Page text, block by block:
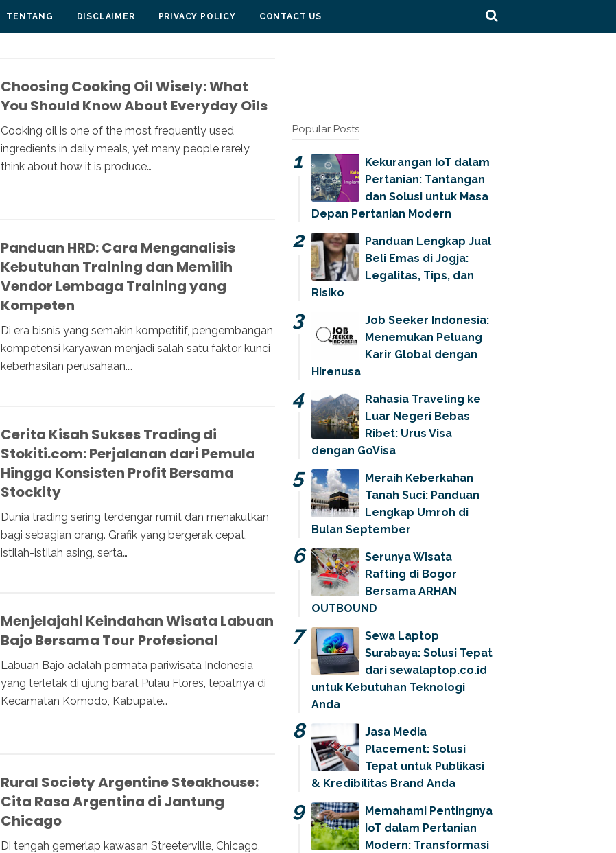
TENTANG DISCLAIMER PRIVACY POLICY CONTACT US
Choosing Cooking Oil Wisely: What
You Should Know About Everyday Oils
Cooking oil is one of the most frequently used
ingredients in daily meals, yet many people rarely
think about how it is produce…
Panduan HRD: Cara Menganalisis
Kebutuhan Training dan Memilih
Vendor Lembaga Training yang
Kompeten
Di era bisnis yang semakin kompetitif, pengembangan
kompetensi karyawan menjadi salah satu faktor kunci
keberhasilan perusahaan.…
Cerita Kisah Sukses Trading di
Stokiti.com: Perjalanan dari Pemula
Hingga Konsisten Profit Bersama
Stockity
Dunia trading sering terdengar rumit dan menakutkan
bagi sebagian orang. Grafik yang bergerak cepat,
istilah-istilah asing, serta…
Menjelajahi Keindahan Wisata Labuan
Bajo Bersama Tour Profesional
Labuan Bajo adalah permata pariwisata Indonesia
yang terletak di ujung barat Pulau Flores, tepatnya di
Kecamatan Komodo, Kabupate…
Rural Society Argentine Steakhouse:
Cita Rasa Argentina di Jantung
Chicago
Di tengah gemerlap kawasan Streeterville, Chicago,
Popular Posts
Kekurangan IoT dalam
Pertanian: Tantangan
dan Solusi untuk Masa
Depan Pertanian Modern
Panduan Lengkap Jual
Beli Emas di Jogja:
Legalitas, Tips, dan
Risiko
Job Seeker Indonesia:
Menemukan Peluang
Karir Global dengan
Hirenusa
Rahasia Traveling ke
Luar Negeri Bebas
Ribet: Urus Visa
dengan GoVisa
Meraih Keberkahan
Tanah Suci: Panduan
Lengkap Umroh di
Bulan September
Serunya Wisata
Rafting di Bogor
Bersama ARHAN
OUTBOUND
Sewa Laptop
Surabaya: Solusi Tepat
dari sewalaptop.co.id
untuk Kebutuhan Teknologi
Anda
Jasa Media
Placement: Solusi
Tepat untuk Publikasi
& Kredibilitas Brand Anda
Memahami Pentingnya
IoT dalam Pertanian
Modern: Transformasi